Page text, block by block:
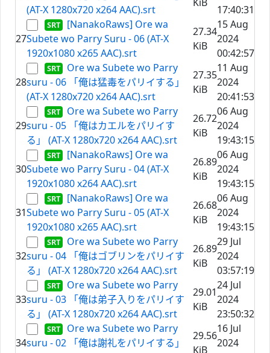
(AT-X 1280x720 x264 AAC).srt
17:40:31
27
[NanakoRaws] Ore wa
Subete wo Parry Suru - 06 (AT-X
1920x1080 x265 AAC).srt
27.34
KiB
15 Aug
2024
00:42:57
28
Ore wa Subete wo Parry
suru - 06 「俺は猛毒をパリイする」
(AT-X 1280x720 x264 AAC).srt
27.35
KiB
11 Aug
2024
20:41:53
29
Ore wa Subete wo Parry
suru - 05 「俺はカエルをパリイす
る」 (AT-X 1280x720 x264 AAC).srt
26.72
KiB
06 Aug
2024
19:43:15
30
[NanakoRaws] Ore wa
Subete wo Parry Suru - 04 (AT-X
1920x1080 x264 AAC).srt
26.89
KiB
06 Aug
2024
19:43:15
31
[NanakoRaws] Ore wa
Subete wo Parry Suru - 05 (AT-X
1920x1080 x265 AAC).srt
26.68
KiB
06 Aug
2024
19:43:15
32
Ore wa Subete wo Parry
suru - 04 「俺はゴブリンをパリイす
る」 (AT-X 1280x720 x264 AAC).srt
26.89
KiB
29 Jul
2024
03:57:19
33
Ore wa Subete wo Parry
suru - 03 「俺は弟子入りをパリイす
る」 (AT-X 1280x720 x264 AAC).srt
29.01
KiB
24 Jul
2024
23:50:32
34
Ore wa Subete wo Parry
suru - 02 「俺は謝礼をパリイする」
29.56
KiB
16 Jul
2024